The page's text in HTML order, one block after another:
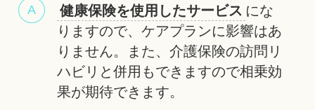
健康保険を使用したサービス にな
りますので、ケアプランに影響はあ
りません。また、介護保険の訪問リ
ハビリと併用もできますので相乗効
果が期待できます。